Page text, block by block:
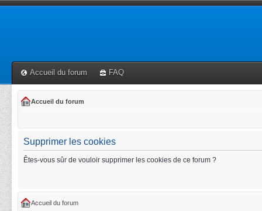
Accueil du forum FAQ
Accueil du forum
Supprimer les cookies
Êtes-vous sûr de vouloir supprimer les cookies de ce forum ?
Accueil du forum